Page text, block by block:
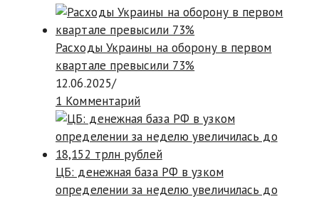
Расходы Украины на оборону в первом
квартале превысили 73%
12.06.2025/
1 Комментарий
ЦБ: денежная база РФ в узком
определении за неделю увеличилась до